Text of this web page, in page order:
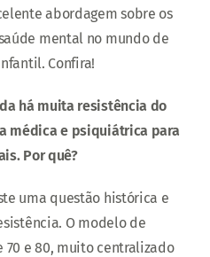
abordagem sobre os
mental no mundo de
Confira!
há muita resistência do
médica e psiquiátrica para
Por quê?
uma questão histórica e
O modelo de
e 80, muito centralizado